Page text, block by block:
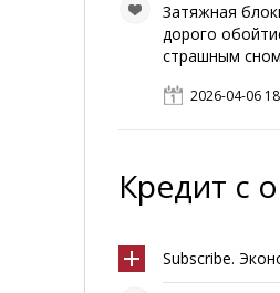
Затяжная
дорого
страшным
2026-04-06
Кредит с
Subscribe.